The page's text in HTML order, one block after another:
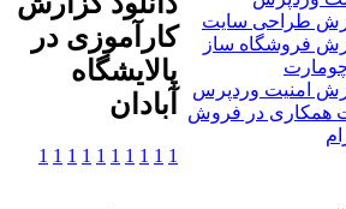
طراحی سایت
فروشگاه ساز
امنیت وردپرس
همکاری در فروش
کارآموزی در
پالایشگاه
آبادان
1
1
1
1
1
1
1
1
1
1